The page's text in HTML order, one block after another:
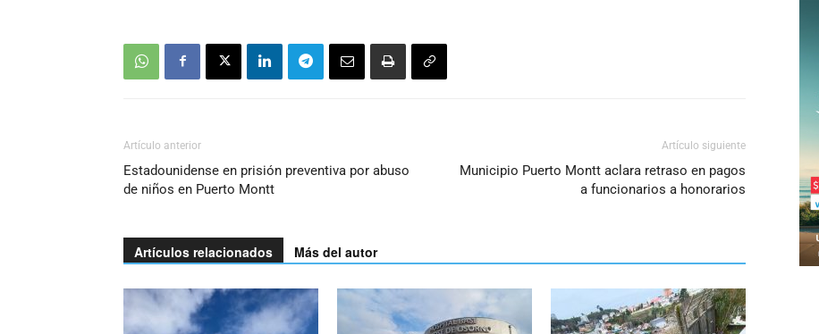
Artículo anterior
Estadounidense en prisión preventiva por abuso
de niños en Puerto Montt
Artículo siguiente
Municipio Puerto Montt aclara retraso en pagos
a funcionarios a honorarios
Artículos relacionados Más del autor